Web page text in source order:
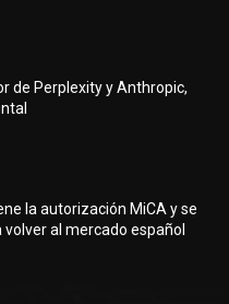
de Perplexity y Anthropic,
la autorización MiCA y se
al mercado español